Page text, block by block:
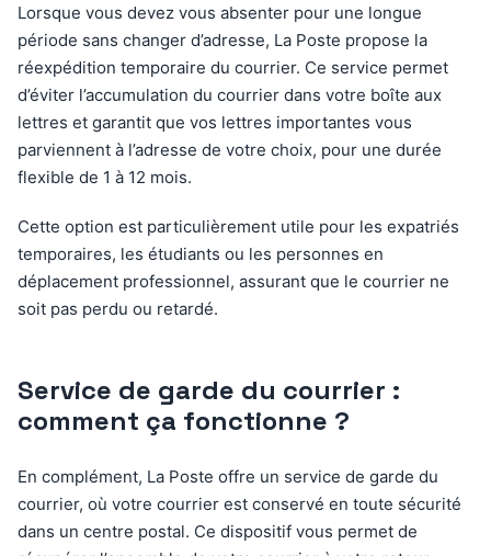
Lorsque vous devez vous absenter pour une longue
période sans changer d’adresse, La Poste propose la
réexpédition temporaire du courrier. Ce service permet
d’éviter l’accumulation du courrier dans votre boîte aux
lettres et garantit que vos lettres importantes vous
parviennent à l’adresse de votre choix, pour une durée
flexible de 1 à 12 mois.
Cette option est particulièrement utile pour les expatriés
temporaires, les étudiants ou les personnes en
déplacement professionnel, assurant que le courrier ne
soit pas perdu ou retardé.
Service de garde du courrier :
comment ça fonctionne ?
En complément, La Poste offre un service de garde du
courrier, où votre courrier est conservé en toute sécurité
dans un centre postal. Ce dispositif vous permet de